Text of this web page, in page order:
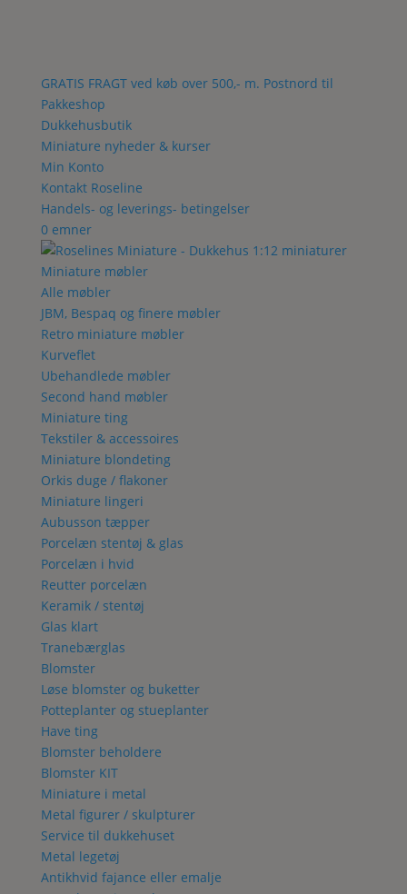
GRATIS FRAGT ved køb over 500,- m. Postnord til
Pakkeshop
Dukkehusbutik
Miniature nyheder & kurser
Min Konto
Kontakt Roseline
Handels- og leverings- betingelser
0 emner
Miniature møbler
Alle møbler
JBM, Bespaq og finere møbler
Retro miniature møbler
Kurveflet
Ubehandlede møbler
Second hand møbler
Miniature ting
Tekstiler & accessoires
Miniature blondeting
Orkis duge / flakoner
Miniature lingeri
Aubusson tæpper
Porcelæn stentøj & glas
Porcelæn i hvid
Reutter porcelæn
Keramik / stentøj
Glas klart
Tranebærglas
Blomster
Løse blomster og buketter
Potteplanter og stueplanter
Have ting
Blomster beholdere
Blomster KIT
Miniature i metal
Metal figurer / skulpturer
Service til dukkehuset
Metal legetøj
Antikhvid fajance eller emalje